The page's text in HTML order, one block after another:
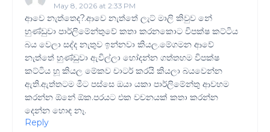
May 8, 2026 at 2:33 PM
ආවෙ නැත්තෙද?.ආවෙ නැත්තේ ලැට් මාලි කිවුව නේ
හුණ්ඩුවා පාර්ලිමේන්තුවේ කතා කරනකොට විපක්ෂ කට්ටිය
බය වෙලා සද්ද නැතුව ඉන්නවා කියල.මේගමන ආවේ
නැත්තේ හුණ්ඩුවා ඇවිල්ලා හෝදන්න ගත්තහම විපක්ෂ
කට්ටිය හූ කියල මේකව චාටර් කරයි කියලා බයවෙන්න
ඇති.ඇත්තටම මීට පස්සෙ ඔයා යකා පාර්ලිමේන්තු ආවහම
කරන්න ඕනේ ඕක.පරයට එක වචනයක් කතා කරන්න
දෙන්න හොඳ නෑ.
Reply